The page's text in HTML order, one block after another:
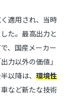
適用され、当時
た。最高出力と
、国産メーカー
力以外の価値」
以降は、 環境性
など新たな技術